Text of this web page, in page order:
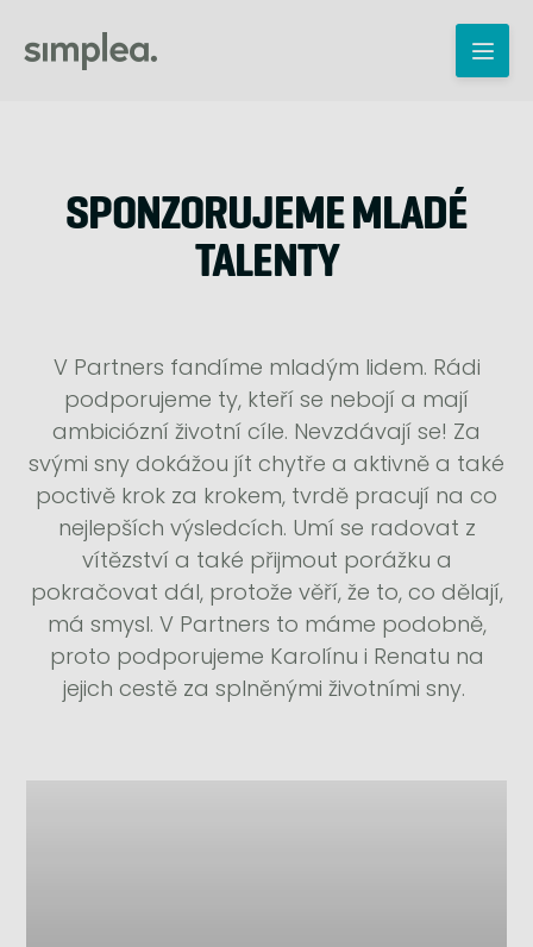
SPONZORUJEME MLADÉ
TALENTY
V Partners fandíme mladým lidem. Rádi
podporujeme ty, kteří se nebojí a mají
ambiciózní životní cíle. Nevzdávají se! Za
svými sny dokážou jít chytře a aktivně a také
poctivě krok za krokem, tvrdě pracují na co
nejlepších výsledcích. Umí se radovat z
vítězství a také přijmout porážku a
pokračovat dál, protože věří, že to, co dělají,
má smysl. V Partners to máme podobně,
proto podporujeme Karolínu i Renatu na
jejich cestě za splněnými životními sny.